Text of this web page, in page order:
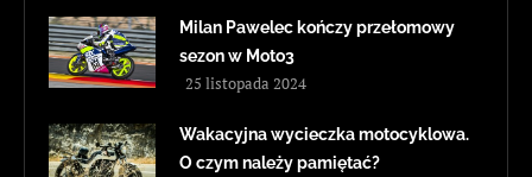
Milan Pawelec kończy przełomowy
sezon w Moto3
25 listopada 2024
Wakacyjna wycieczka motocyklowa.
O czym należy pamiętać?